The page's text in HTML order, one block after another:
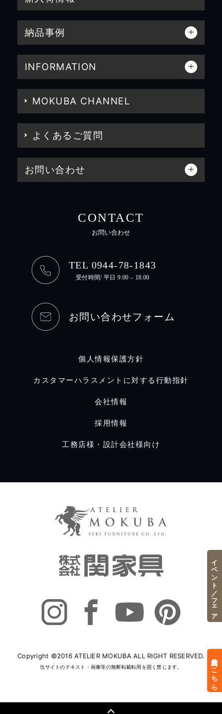
納品事例
INFORMATION
MOKUBA CHANNEL
よくあるご質問
お問い合わせ
CONTACT
お問い合わせ
TEL 0944-78-1843
受付時間/ 平日 9:00 – 18:00
お問い合わせフォーム
個人情報保護方針
カスタマーハラスメントに対する行動指針
会社情報
採用情報
工務店様・設計会社様向け
Copyright ©2016 ATELIER MOKUBA ALL RIGHT RESERVED.
当サイトのテキスト・画像等の無断転載転用を固く禁じます。 来店予約はこちら
イベント／フェア